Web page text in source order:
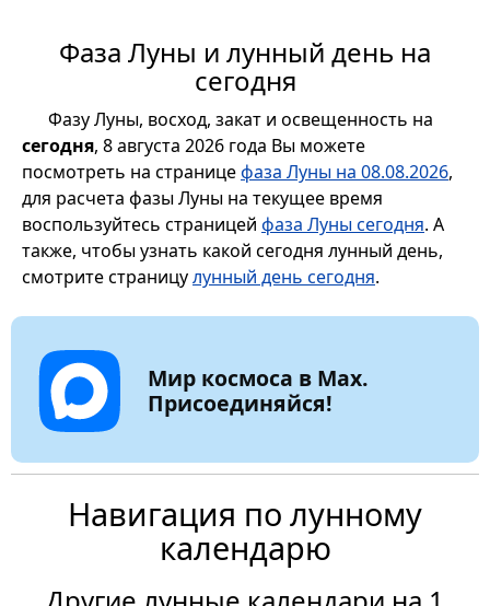
Фаза Луны и лунный день на
сегодня
Фазу Луны, восход, закат и освещенность на
сегодня, 8 августа 2026 года Вы можете
посмотреть на страницефаза Луны на 08.08.2026,
для расчета фазы Луны на текущее время
воспользуйтесь страницей фаза Луны сегодня. А
также, чтобы узнать какой сегодня лунный день,
смотрите страницулунный день сегодня.
Мир космоса в Max.
Присоединяйся!
Навигация по лунному
календарю